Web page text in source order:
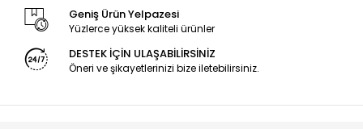
Geniş Ürün Yelpazesi
Yüzlerce yüksek kaliteli ürünler
DESTEK İÇİN ULAŞABİLİRSİNİZ
Öneri ve şikayetlerinizi bize iletebilirsiniz.